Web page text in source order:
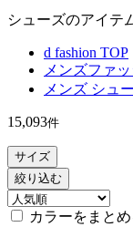
シューズのアイテ
d fashion TOP
メンズファ
メンズ シュ
15,093件
サイズ
絞り込む
カラーをまとめ